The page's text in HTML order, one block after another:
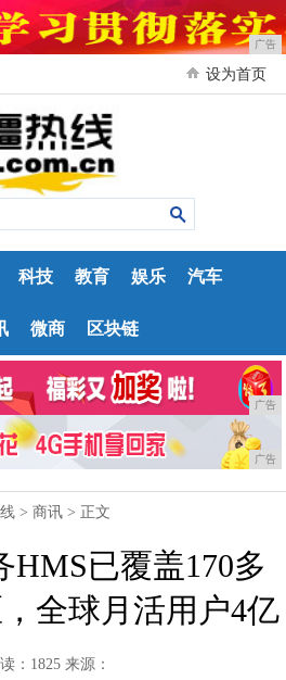
广告
设为首页
科技 教育 娱乐 汽车
微商 区块链
广告
广告
>商讯 > 正文
HMS已覆盖170多
全球月活用户4亿
：1825 来源：